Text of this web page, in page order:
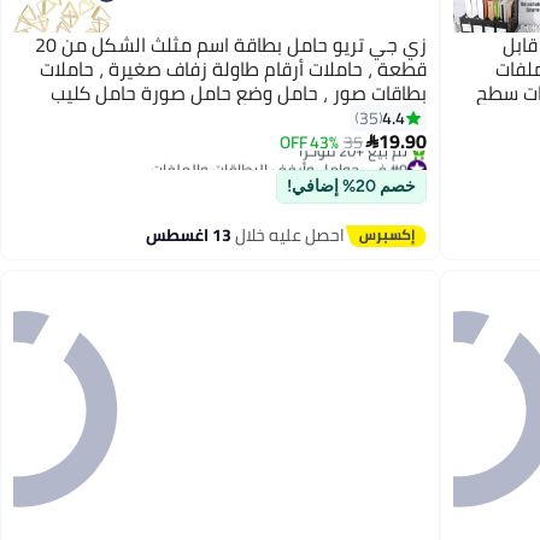
شبكات قابل
سطح
زي جي تريو حامل بطاقة اسم مثلث الشكل من 20
قطعة ، حاملات أرقام طاولة زفاف صغيرة ، حاملات
بطاقات صور ، حامل وضع حامل صورة حامل كليب
حامل لحفلة الذكرى السنوية المركزية (ذهبي)
4.4
35
19.90
35
43% OFF
#9 في حوامل وأرفف البطاقات والملفات
توصيل مجاني
تم بيع +20 مؤخرًا
#9 في حوامل وأرفف البطاقات والملفات
خصم 20% إضافي!
احصل عليه خلال13 اغسطس